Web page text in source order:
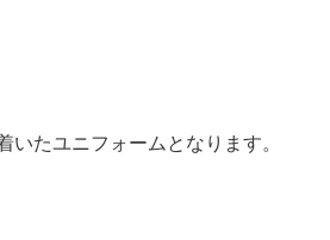
たユニフォームとなります。